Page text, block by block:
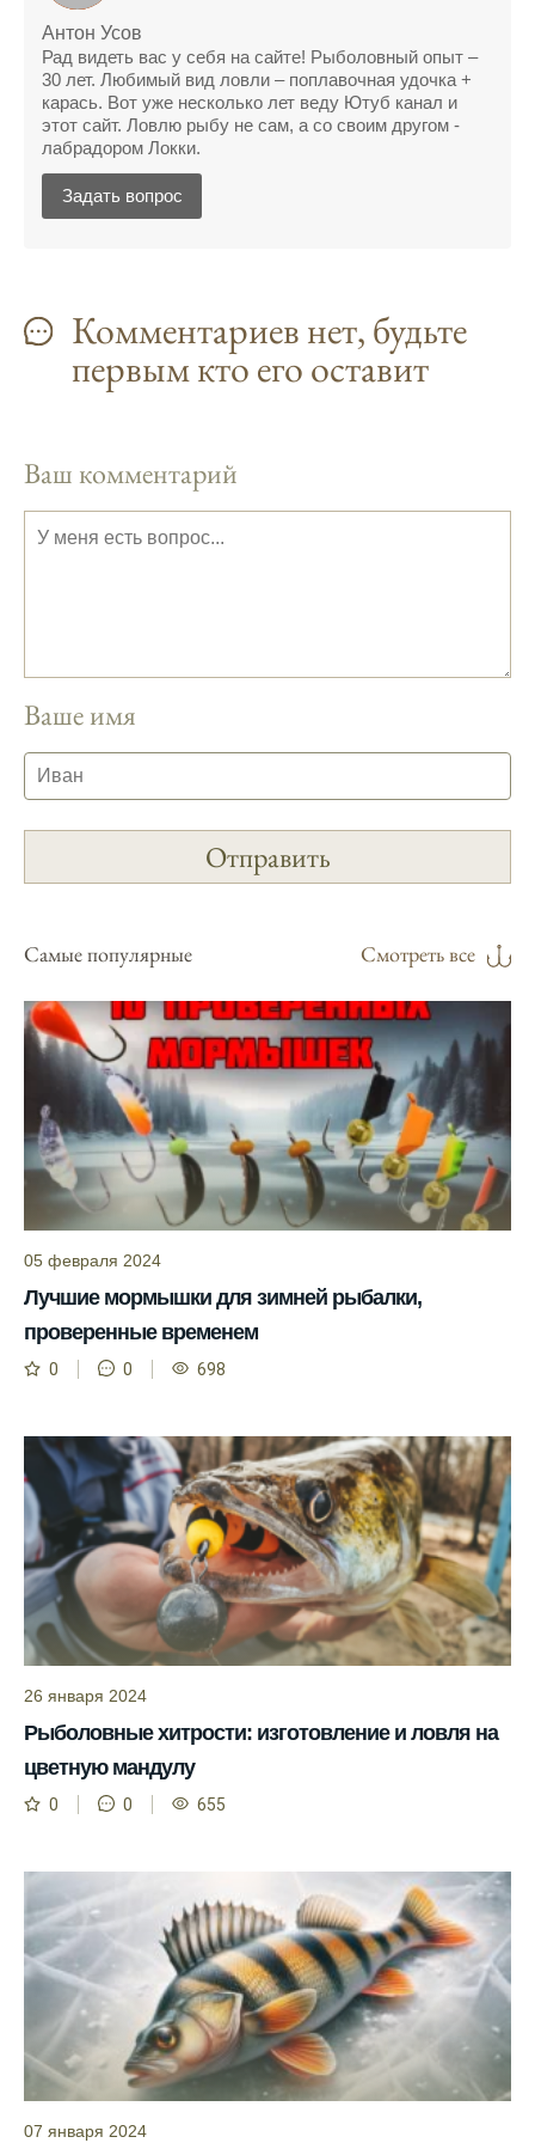
прекрасное место для рыбалки, и прогноз
клева вам в помощь.
Прогноз клева учитывает разные факторы,
и это делает его надежным.
Я всегда учитываю фазы луны и погодные
условия при выборе дня для рыбалки.
Прогноз клева учитывает фазы луны и
Благодаря точному прогнозу, я смог
успешно ловить рыбу в Московской
области.
Инструкция по подготовке к рыбалке
ловли.
Способ предсказать клев рыбы включает в
себя анализ фаз луны и погоды.
подходящее время для ловли хищной
рыбы.
Информация о каждом типе рыбы в
приложении помогает выбрать наилучшие
места для рыбалки.
Прогноз клева учитывает влияние лунных
фаз и погодных условий на активность
рыбы.
Узнайте вероятности успешной ловли на
График клева рыбы зависит от фаз луны и
Выберите лучшее время для рыбной
Зависимость активности рыбы от
температуры воды учитывается в прогнозе
клева.
Лучше всего ловить рыбу в период
максимального атмосферного давления,
как указывает прогноз клева.
Прогноз клева на сутки вперед дает ясное
представление о том, когда и где клюет
Находите ближайшие водоемы для ловли с
помощью прогноза клева.
для рыбной ловли, согласно прогнозу
Прогноз клева помогает определить
лучшие условия для успешной рыбалки.
Календарь рыболова включает в себя
прогнозы клева на разные дни года.
Приложение для рыболовов
Антон Усов
Рад видеть вас у себя на сайте! Рыболовный опыт –
30 лет. Любимый вид ловли – поплавочная удочка +
карась. Вот уже несколько лет веду Ютуб канал и
этот сайт. Ловлю рыбу не сам, а со своим другом -
лабрадором Локки.
Задать вопрос
Комментариев нет, будьте
первым кто его оставит
Ваш комментарий
Ваше имя
Самые популярные Смотреть все
05 февраля 2024
Лучшие мормышки для зимней рыбалки,
проверенные временем
0 0 698
26 января 2024
Рыболовные хитрости: изготовление и ловля на
цветную мандулу
0 0 655
07 января 2024